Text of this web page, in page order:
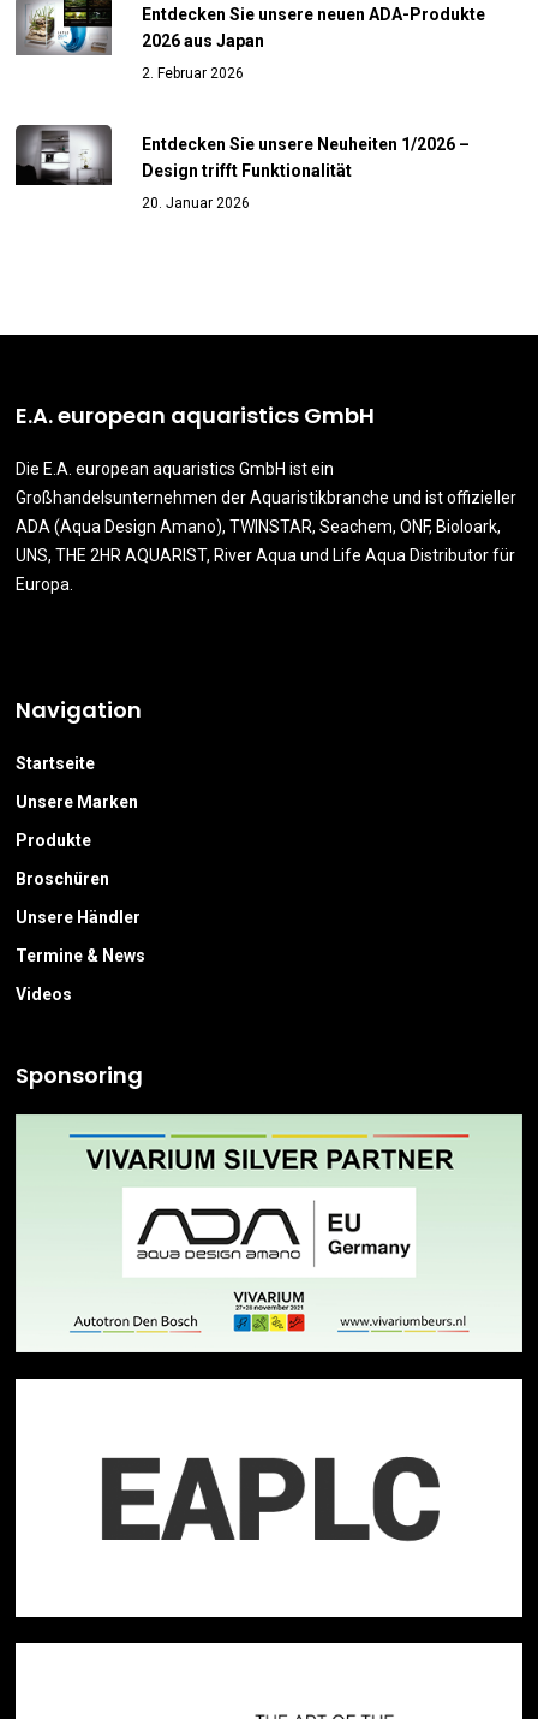
Entdecken Sie unsere neuen ADA-Produkte
2026 aus Japan
2. Februar 2026
Entdecken Sie unsere Neuheiten 1/2026 –
Design trifft Funktionalität
20. Januar 2026
E.A. european aquaristics GmbH
Die E.A. european aquaristics GmbH ist ein
Großhandelsunternehmen der Aquaristikbranche und ist offizieller
ADA (Aqua Design Amano), TWINSTAR, Seachem, ONF, Bioloark,
UNS, THE 2HR AQUARIST, River Aqua und Life Aqua Distributor für
Europa.
Navigation
Startseite
Unsere Marken
Produkte
Broschüren
Unsere Händler
Termine & News
Videos
Sponsoring